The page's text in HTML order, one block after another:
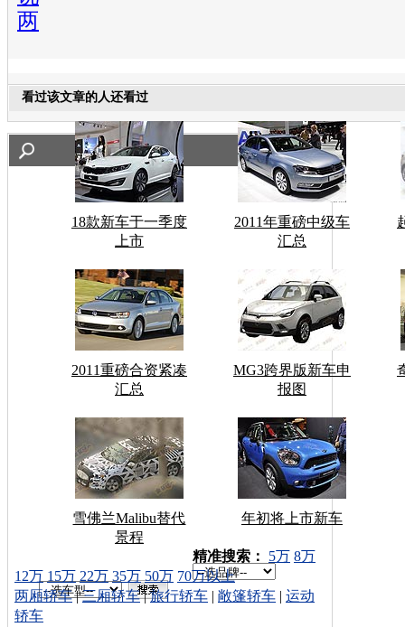
两
看过该文章的人还看过
18款新车于一季度
上市
2011年重磅中级车
汇总
2011重磅合资紧凑
汇总
MG3跨界版新车申
报图
雪佛兰Malibu替代
景程
年初将上市新车
车型搜索：
精准搜索： 5万 8万
12万 15万 22万 35万 50万 70万以上
两厢轿车|三厢轿车|旅行轿车 | 敞篷轿车 | 运动
轿车